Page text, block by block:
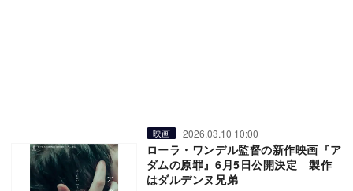
映画 2026.03.10 10:00
ローラ・ワンデル監督の新作映画『ア
ダムの原罪』6月5日公開決定 製作
はダルデンヌ兄弟